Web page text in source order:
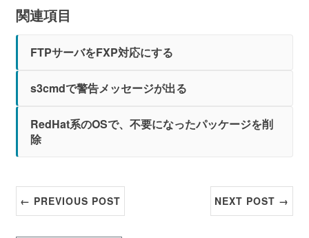
関連項目
FTPサーバをFXP対応にする
s3cmdで警告メッセージが出る
RedHat系のOSで、不要になったパッケージを削
除
← PREVIOUS POST NEXT POST →